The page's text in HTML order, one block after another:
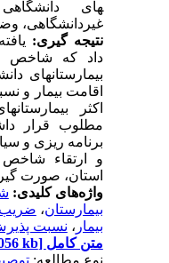
غیردانشگاهی،
نتیجه­ گیری:
داد که شاخص
بیمارستان­های
اقامت بیمار و
اکثر
مطلوب قرار
برنامه ­ریزی و
و ارتقاء شاخص­
استان، صورت گیرد.
واژه‌های کلیدی:
بیمارستان‌،ضریب
بیمار، نسبت پذیرش
متن کامل[PDF 1056 kb]
نوع مطالعه: